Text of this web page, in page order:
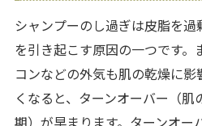
シャンプーのし過ぎは皮脂を
を引き起こす原因の一つです。
コンなどの外気も肌の乾燥に
くなると、ターンオーバー（
期）が早まります。ターンオー